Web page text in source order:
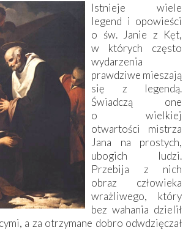
Istnieje wiele
legend i opowieści
o św. Janie z Kęt,
w których często
wydarzenia
prawdziwe mieszają
się z legendą.
Świadczą one
o wielkiej
otwartości mistrza
Jana na prostych,
ubogich ludzi.
Przebija z nich
obraz człowieka
wrażliwego, który
bez wahania dzielił
a za otrzymane dobro odwdzięczał